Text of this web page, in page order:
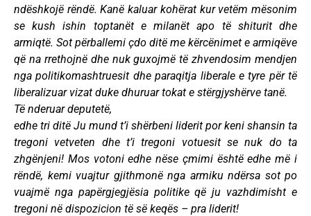
ndëshkojë rëndë. Kanë kaluar kohërat kur vetëm mësonim
se kush ishin toptanët e milanët apo të shiturit dhe
armiqtë. Sot përballemi çdo ditë me kërcënimet e armiqëve
që na rrethojnë dhe nuk guxojmë të zhvendosim mendjen
nga politikomashtruesit dhe paraqitja liberale e tyre për të
liberalizuar vizat duke dhuruar tokat e stërgjyshërve tanë.
Të nderuar deputetë,
edhe tri ditë Ju mund t’i shërbeni liderit por keni shansin ta
tregoni vetveten dhe t’i tregoni votuesit se nuk do ta
zhgënjeni! Mos votoni edhe nëse çmimi është edhe më i
rëndë, kemi vuajtur gjithmonë nga armiku ndërsa sot po
vuajmë nga papërgjegjësia politike që ju vazhdimisht e
tregoni në dispozicion të së keqës – pra liderit!